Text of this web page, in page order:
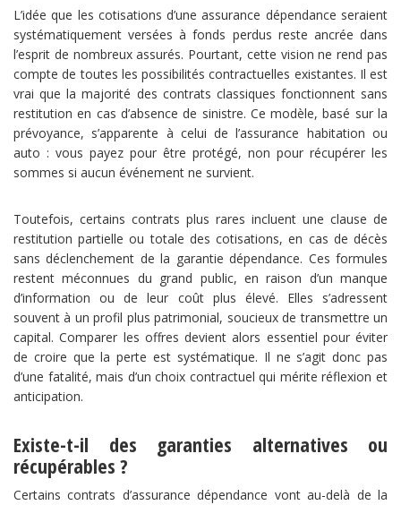
L’idée que les cotisations d’une assurance dépendance seraient
systématiquement versées à fonds perdus reste ancrée dans
l’esprit de nombreux assurés. Pourtant, cette vision ne rend pas
compte de toutes les possibilités contractuelles existantes. Il est
vrai que la majorité des contrats classiques fonctionnent sans
restitution en cas d’absence de sinistre. Ce modèle, basé sur la
prévoyance, s’apparente à celui de l’assurance habitation ou
auto : vous payez pour être protégé, non pour récupérer les
sommes si aucun événement ne survient.
Toutefois, certains contrats plus rares incluent une clause de
restitution partielle ou totale des cotisations, en cas de décès
sans déclenchement de la garantie dépendance. Ces formules
restent méconnues du grand public, en raison d’un manque
d’information ou de leur coût plus élevé. Elles s’adressent
souvent à un profil plus patrimonial, soucieux de transmettre un
capital. Comparer les offres devient alors essentiel pour éviter
de croire que la perte est systématique. Il ne s’agit donc pas
d’une fatalité, mais d’un choix contractuel qui mérite réflexion et
anticipation.
Existe-t-il des garanties alternatives ou
récupérables ?
Certains contrats d’assurance dépendance vont au-delà de la